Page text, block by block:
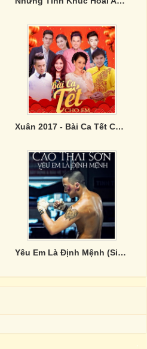
Xuân 2017 - Bài Ca Tết Cho Em
Yêu Em Là Định Mệnh (Single)